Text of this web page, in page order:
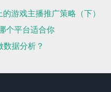
游戏主播推广策略（下）
个平台适合你
数据分析？